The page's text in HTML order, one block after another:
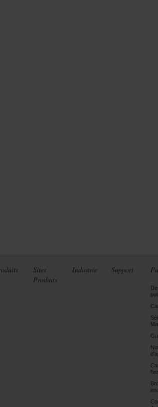
Sites
Produits
Industrie Support